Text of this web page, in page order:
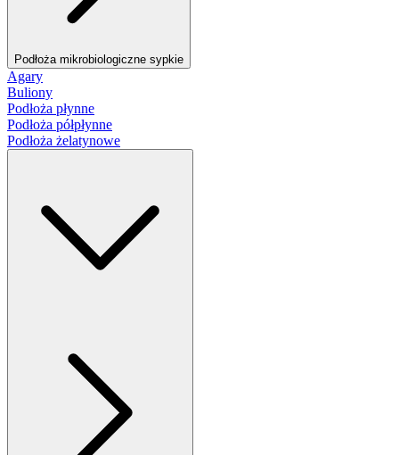
Podłoża mikrobiologiczne sypkie
Agary
Buliony
Podłoża płynne
Podłoża półpłynne
Podłoża żelatynowe